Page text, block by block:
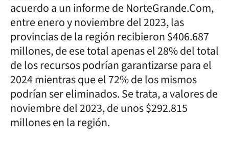
acuerdo a un informe de NorteGrande.Com,
entre enero y noviembre del 2023, las
provincias de la región recibieron $406.687
millones, de ese total apenas el 28% del total
de los recursos podrían garantizarse para el
2024 mientras que el 72% de los mismos
podrían ser eliminados. Se trata, a valores de
noviembre del 2023, de unos $292.815
millones en la región.